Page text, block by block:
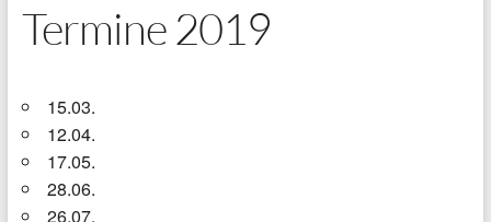
Termine 2019
15.03.
12.04.
17.05.
28.06.
26.07.